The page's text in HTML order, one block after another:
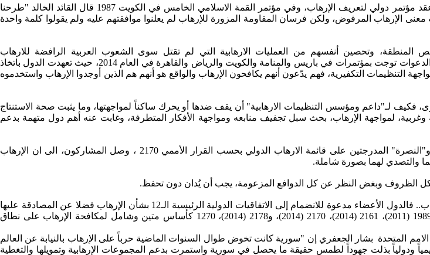
سورية كانت السباقة الى مكافحة الارهاب، ففي عام 1986 اقترح القائد الخالد حافظ الأسد، عقد مؤتمر دولي لتعريف الإرهاب، وفي مؤتمر القمة الاسلامي الخامس في الكويت 1987 قال القائد الخالد "طرحنا
الإرهاب المرفوض، ولكن فرسان المقاومة المزورة للإرهاب لم يعلنوا موافقتهم عليه ولم يقولوا كلمة واحدة
المنطقة، وتحصين أنفسهم من العمليات الارهابية التي لم تقتل سوى الشعوب العربية الرافضة للارهاب
الاسرائيلي،فـ"إسرائيل" هي التي أدخلت الإرهاب إلى الشرق الأوسط بل ونشرته في العالم.. والدعوات توجت بمؤتمرات في باريس والمنامة والكويت والرياض والقاهرة في العام 2014، حيث تعهدت الدول باتخاذ
التنظيمات التكفيرية، فهم يدّعون أنهم يكافحون الإرهاب والواقع هو أنهم هم الذين أوجدوا الإرهاب واستخدموه
لـ"داعم ومؤسس التنظيمات الارهابية" أن يقف ضدها أو يحرك ساكناً لمواجهتها، وما يثبت صحة الاستنتاج
2014 عقد مؤتمر دولي في بغداد، وهي المعنية، بحضور 40 دولة عربية وغربية، لمواجهة الإرهاب، بحث سبل تجفيف منابعه ومواجهة الأفكار المتطرفة، وغابت عنه أهم دول متهمة بدعم
وفي المؤتمر الدولي لمكافحة الإرهاب الذي عقد في وقت سابق تزامنا مع إرهاب "داعش" و"النصرة" المدرجتين على قائمة الارهاب الدولي بحسب القرار الأممي 2170 ، وصل المشاركون، الى ان الإرهاب
والتصدي لهما بصورة شاملة.
كل الظروف وبغض النظر عن كل الدوافع المزعومة، يجب أن يُدان دون تحفظ.
وإذا كانت الأمم المتحدة هي المنتدى الرئيسي لتوحيد التعاون الدولي في مجال مكافحة الإرهاب.. فالدول الأعضاء مدعوة للانضمام إلى الاتفاقيات الدولية الرئيسية الـ12 بشأن الإرهاب فضلا عن المصادقة عليها
دون تحفظات، وتمتثل لقرارات مجلس الأمن أرقام 1267، 1373، 1526، 1526، 1540 و1566، 1989 (2011)، 2161 (2014)، 2170 (2014)، و2178 (2014)، 1270 كأساس متين وشامل لمكافحة الإرهاب على نطاق
الامن القرار 2170 قال مندوب سورية الدائم في الامم المتحدة بشار الجعفري إن "سورية كانت تخوض طوال السنوات الماضية حرباً على الإرهاب بالنيابة عن العالم
ودولياً بذلت جهوداً لطمس حقيقة ما يحصل في سورية واستمرت بدعم المجموعات الإرهابية وتمويلها والتغطية